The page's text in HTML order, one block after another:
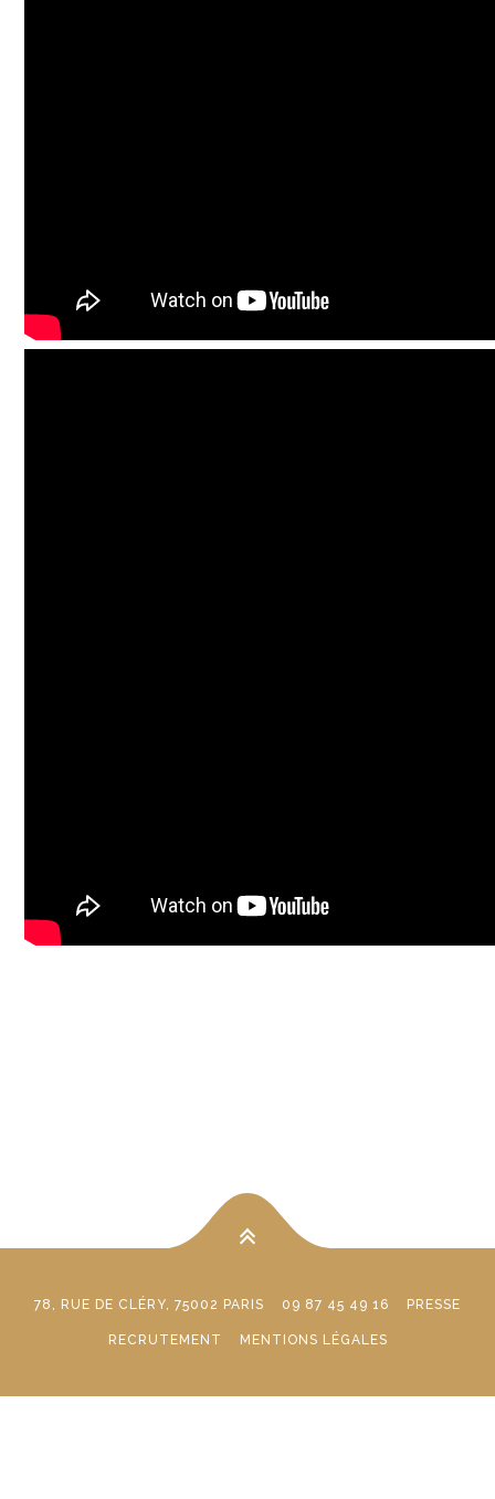
78, RUE DE CLÉRY, 75002 PARIS 09 87 45 49 16 PRESSE
RECRUTEMENT MENTIONS LÉGALES